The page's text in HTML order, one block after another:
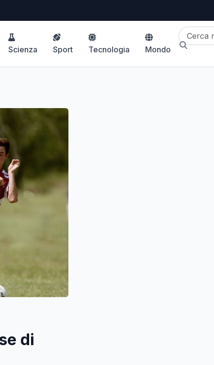
Scienza Sport Tecnologia Mondo
di